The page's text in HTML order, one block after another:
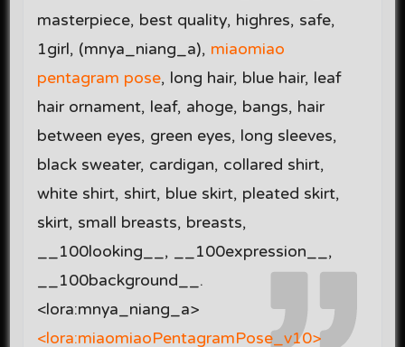
masterpiece, best quality, highres, safe,
1girl, (mnya_niang_a), miaomiao
pentagram pose , long hair, blue hair, leaf
hair ornament, leaf, ahoge, bangs, hair
between eyes, green eyes, long sleeves,
black sweater, cardigan, collared shirt,
white shirt, shirt, blue skirt, pleated skirt,
skirt, small breasts, breasts,
__100looking__, __100expression__,
__100background__.
<lora:mnya_niang_a>
<lora:miaomiaoPentagramPose_v10>